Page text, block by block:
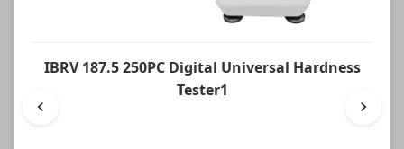
IBRV 187.5 250PC Digital Universal Hardness
Tester1